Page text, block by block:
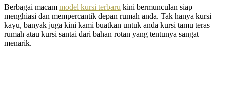
Berbagai macam model kursi terbaru kini bermunculan siap
menghiasi dan mempercantik depan rumah anda. Tak hanya kursi
kayu, banyak juga kini kami buatkan untuk anda kursi tamu teras
rumah atau kursi santai dari bahan rotan yang tentunya sangat
menarik.